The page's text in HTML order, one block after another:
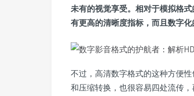
未有的视觉享受。相对于模拟格
有更高的清晰度指标，而且数字
不过，高清数字格式的这种方便
和压缩转换，也很容易四处流传